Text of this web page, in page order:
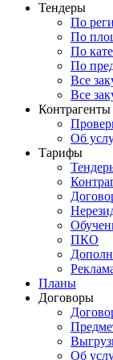
Тендеры
По
По
По
По
Все
Все
Контрагенты
Об
Тарифы
ПКО
Планы
Договоры
Об